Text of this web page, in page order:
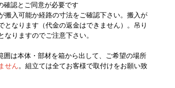
認とご同意が必要です
入可能か経路の寸法をご確認下さい。搬入が
なります（代金の返金はできません）。吊り
りますのでご注意下さい。
は本体・部材を箱から出して、ご希望の場所
せん。組立ては全てお客様で取付けをお願い致